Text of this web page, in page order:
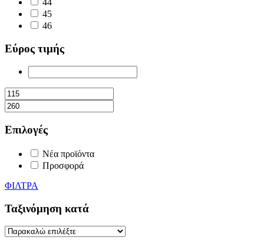
44
45
46
Εύρος τιμής
Επιλογές
Νέα προϊόντα
Προσφορά
ΦΙΛΤΡΑ
Ταξινόμηση κατά